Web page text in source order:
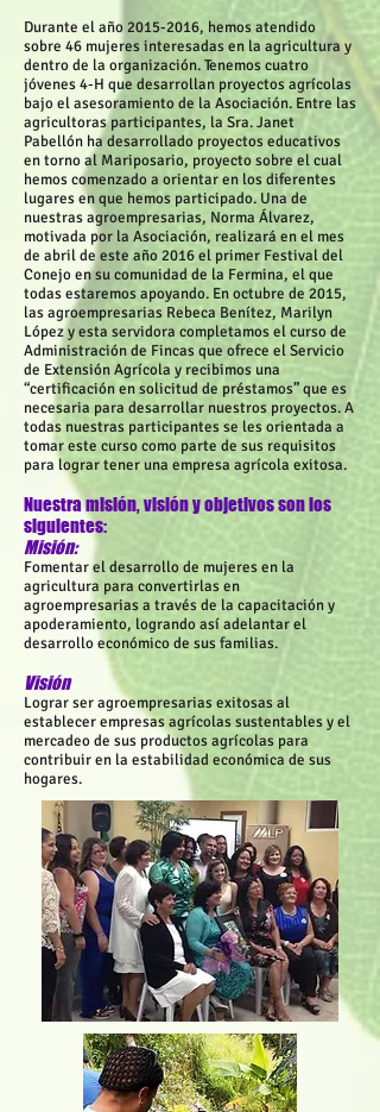
Durante el año2015-2016, hemos atendido
sobre 46 mujeres interesadas en la agricultura y
dentro de la organización. Tenemos cuatro
jóvenes 4-H que desarrollan proyectos agrícolas
bajo el asesoramiento de la Asociación. Entre las
agricultoras participantes, la Sra. Janet
Pabellón ha desarrollado proyectos educativos
en torno al Mariposario, proyecto sobre el cual
hemos comenzado a orientar en los diferentes
lugares en que hemos participado. Una de
nuestras agroempresarias, Norma Álvarez,
motivada por la Asociación, realizará en el mes
de abril de este año 2016 el primer Festival del
Conejo en su comunidad de la Fermina, el que
todas estaremos apoyando. En octubre de 2015,
las agroempresarias Rebeca Benítez, Marilyn
López y esta servidora completamos el curso de
Administración de Fincas que ofrece el Servicio
de Extensión Agrícola y recibimos una
“certificación en solicitud de préstamos” que es
necesaria para desarrollar nuestros proyectos. A
todas nuestras participantes se les orientada a
tomar este curso como parte de sus requisitos
para lograr tener una empresa agrícola exitosa.
Nuestra misión, visión y objetivos son los
siguientes:
Misión:
Fomentar el desarrollo de mujeres en la
agricultura para convertirlas en
agroempresarias a través de la capacitación y
apoderamiento, logrando así adelantar el
desarrollo económico de sus familias.
Visión
Lograr ser agroempresarias exitosas al
establecer empresas agrícolas sustentables y el
mercadeo de sus productos agrícolas para
contribuir en la estabilidad económica de sus
hogares.